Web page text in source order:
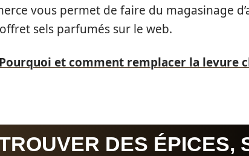
vous permet de faire du magasinage
sels parfumés sur le web.
Pourquoi et comment remplacer la levure
DES ÉPICES,